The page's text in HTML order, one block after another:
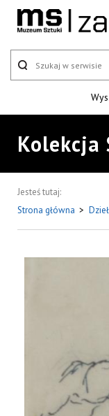
Kolekcja
Jesteś tutaj:
Strona główna >